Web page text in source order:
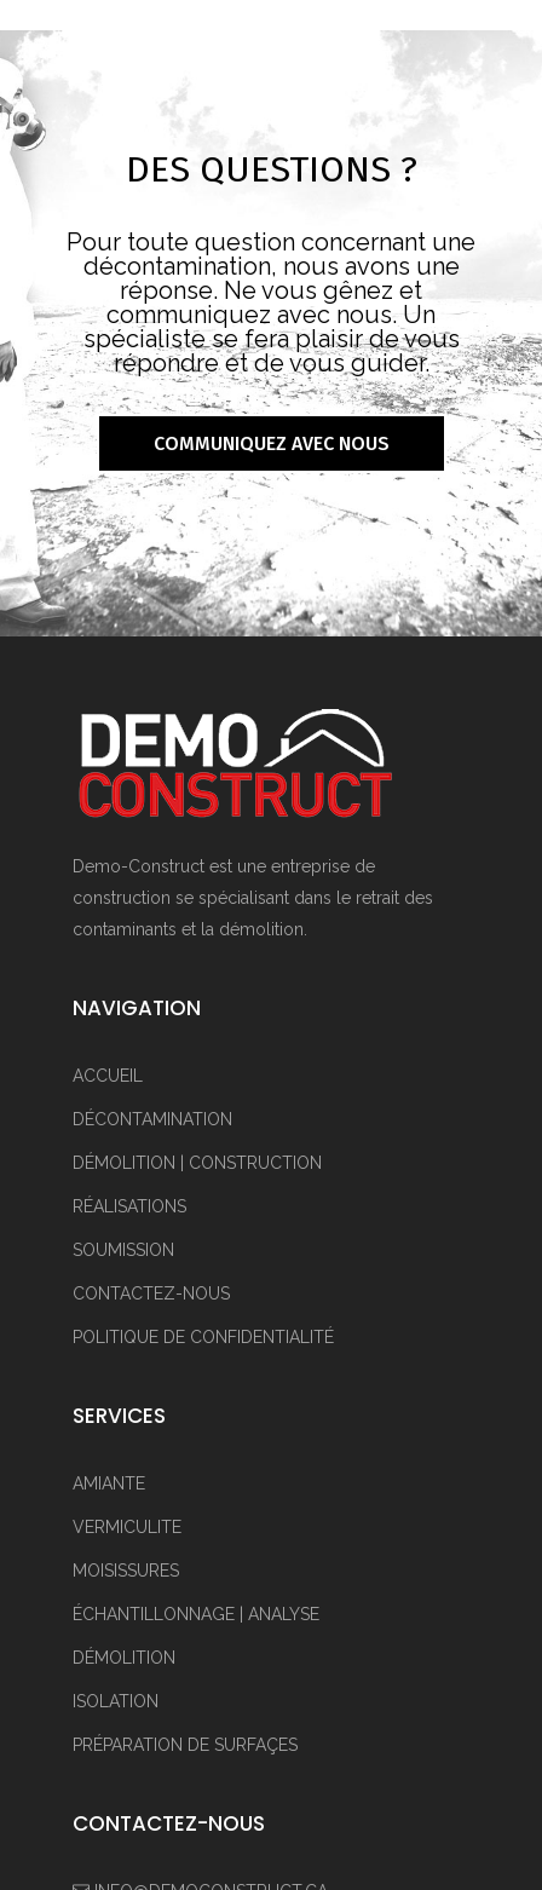
DES QUESTIONS ?
Pour toute question concernant une
décontamination, nous avons une
réponse. Ne vous gênez et
communiquez avec nous. Un
spécialiste se fera plaisir de vous
répondre et de vous guider.
COMMUNIQUEZ AVEC NOUS
Demo-Construct est une entreprise de
construction se spécialisant dans le retrait des
contaminants et la démolition.
NAVIGATION
ACCUEIL
DÉCONTAMINATION
DÉMOLITION | CONSTRUCTION
RÉALISATIONS
SOUMISSION
CONTACTEZ-NOUS
POLITIQUE DE CONFIDENTIALITÉ
SERVICES
AMIANTE
VERMICULITE
MOISISSURES
ÉCHANTILLONNAGE | ANALYSE
DÉMOLITION
ISOLATION
PRÉPARATION DE SURFAÇES
CONTACTEZ-NOUS